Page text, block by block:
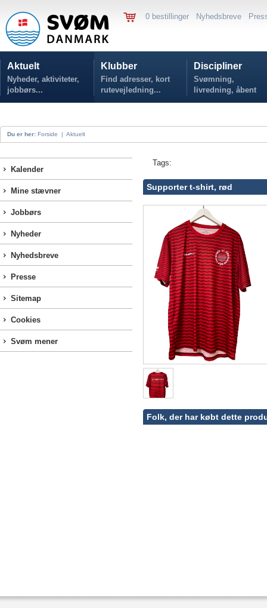
0 bestillinger Nyhedsbreve
Aktuelt
Nyheder, aktiviteter,
jobbørs...
Klubber
Find adresser, kort
rutevejledning...
Discipliner
Svømning,
livredning, åbent
vand...
Du er her: Forside | Aktuelt
Kalender
Mine stævner
Jobbørs
Nyheder
Nyhedsbreve
Presse
Sitemap
Cookies
Svøm mener
Tags:
Supporter t-shirt, rød
Folk, der har købt dette